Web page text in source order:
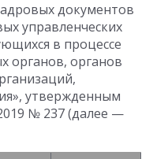
документов
управленческих
в процессе
органов, органов
утвержденным
№ 237 (далее —